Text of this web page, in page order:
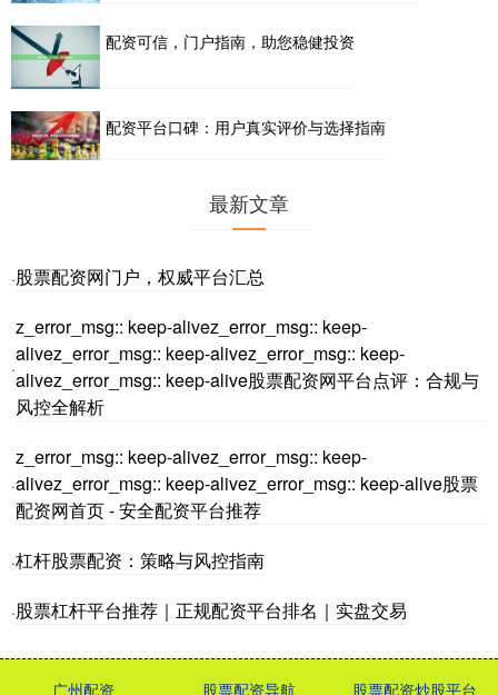
配资可信，门户指南，助您稳健投资
配资平台口碑：用户真实评价与选择指南
最新文章
·股票配资网门户，权威平台汇总
·
z_error_msg:: keep-alivez_error_msg:: keep-
alivez_error_msg:: keep-alivez_error_msg:: keep-
alivez_error_msg:: keep-alive股票配资网平台点评：合规与
风控全解析
·
z_error_msg:: keep-alivez_error_msg:: keep-
alivez_error_msg:: keep-alivez_error_msg:: keep-alive股票
配资网首页 - 安全配资平台推荐
·杠杆股票配资：策略与风控指南
·股票杠杆平台推荐｜正规配资平台排名｜实盘交易
广州配资 股票配资导航 股票配资炒股平台